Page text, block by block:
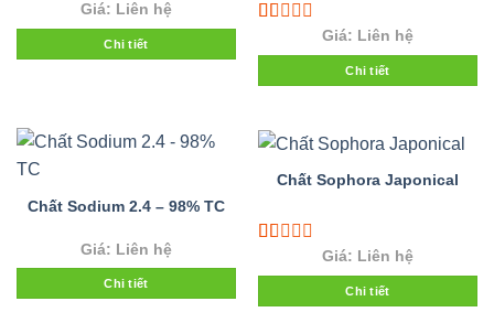
1.00
of
Giá: Liên hệ
Chi tiết
1.00
of
Giá: Liên hệ
Chi tiết
Chất Sodium 2.4 – 98% TC
Giá: Liên hệ
Chi tiết
Chất Sophora Japonical
1.00
of
Giá: Liên hệ
Chi tiết